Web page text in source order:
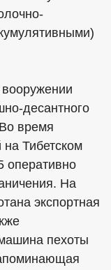
десантного
время
Тибетском
оперативно
На
экспортная
пехоты